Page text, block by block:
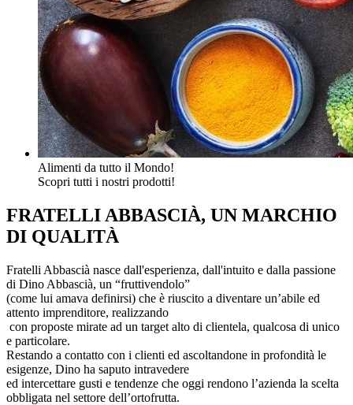
Alimenti da tutto il Mondo!
Scopri tutti i nostri prodotti!
FRATELLI ABBASCIÀ, UN MARCHIO
DI QUALITÀ
Fratelli Abbascià nasce dall'esperienza, dall'intuito e dalla passione
di Dino Abbascià, un “fruttivendolo”
(come lui amava definirsi) che è riuscito a diventare un’abile ed
attento imprenditore, realizzando
con proposte mirate ad un target alto di clientela, qualcosa di unico
e particolare.
Restando a contatto con i clienti ed ascoltandone in profondità le
esigenze, Dino ha saputo intravedere
ed intercettare gusti e tendenze che oggi rendono l’azienda la scelta
obbligata nel settore dell’ortofrutta.